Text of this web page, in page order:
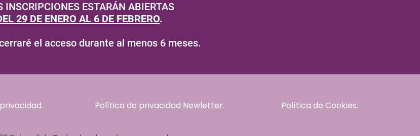
INSCRIPCIONES ESTARÁN ABIERTAS
29 DE ENERO AL 6 DE FEBRERO.
el acceso durante al menos 6 meses.
Política de privacidad Newletter. Política de Cookies.